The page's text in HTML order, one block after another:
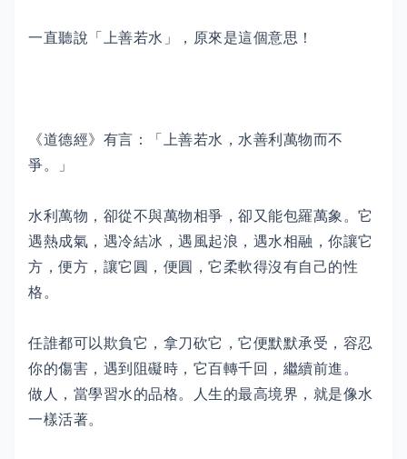
一直聽說「上善若水」，原來是這個意思！
《道德經》有言：「上善若水，水善利萬物而不
爭。」
水利萬物，卻從不與萬物相爭，卻又能包羅萬象。它
遇熱成氣，遇冷結冰，遇風起浪，遇水相融，你讓它
方，便方，讓它圓，便圓，它柔軟得沒有自己的性
格。
任誰都可以欺負它，拿刀砍它，它便默默承受，容忍
你的傷害，遇到阻礙時，它百轉千回，繼續前進。
做人，當學習水的品格。人生的最高境界，就是像水
一樣活著。